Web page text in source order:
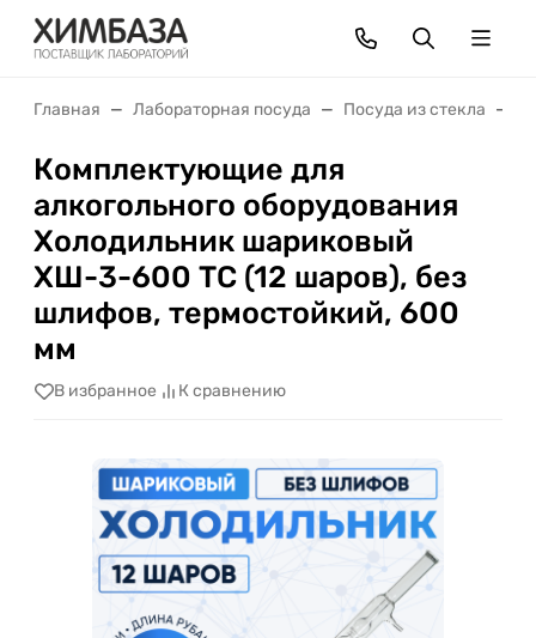
Главная Лабораторная посуда Посуда из стекла
Комплектующие для
алкогольного оборудования
Холодильник шариковый
ХШ-3-600 ТС (12 шаров), без
шлифов, термостойкий, 600
мм
В избранное К сравнению